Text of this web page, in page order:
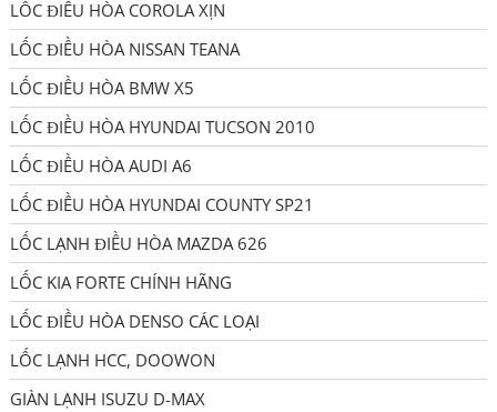
LỐC ĐIỀU HÒA COROLA XỊN
LỐC ĐIỀU HÒA NISSAN TEANA
LỐC ĐIỀU HÒA BMW X5
LỐC ĐIỀU HÒA HYUNDAI TUCSON 2010
LỐC ĐIỀU HÒA AUDI A6
LỐC ĐIỀU HÒA HYUNDAI COUNTY SP21
LỐC LẠNH ĐIỀU HÒA MAZDA 626
LỐC KIA FORTE CHÍNH HÃNG
LỐC ĐIỀU HÒA DENSO CÁC LOẠI
LỐC LẠNH HCC, DOOWON
GIÀN LẠNH ISUZU D-MAX